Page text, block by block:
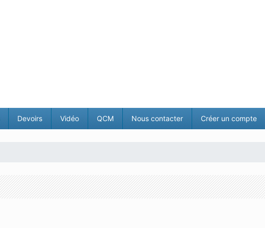
Devoirs Vidéo QCM Nous contacter Créer un compte